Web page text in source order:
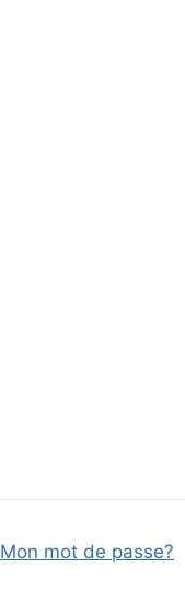
Mon mot de passe?